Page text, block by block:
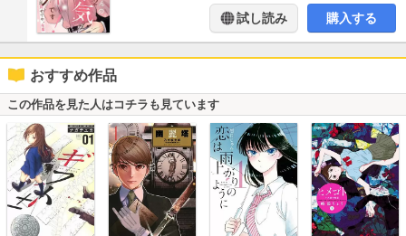
試し読み 購入する
おすすめ作品
この作品を見た人はコチラも見ています